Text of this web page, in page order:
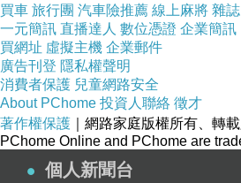
買車 旅行團 汽車險推薦 線上麻將 雜誌
一元簡訊 直播達人 數位憑證 企業簡訊
買網址 虛擬主機 企業郵件
廣告刊登 隱私權聲明
消費者保護 兒童網路安全
About PChome 投資人聯絡 徵才
著作權保護 ｜網路家庭版權所有、轉
PChome Online and PChome are
個人新聞台